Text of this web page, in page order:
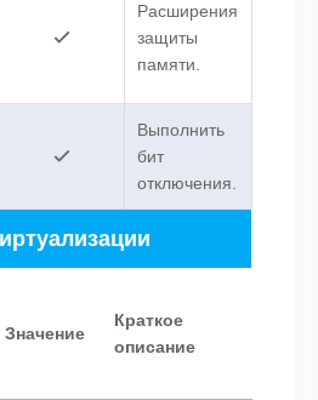
Расширения
защиты
памяти.
Выполнить
бит
отключения.
Значение
Краткое
описание